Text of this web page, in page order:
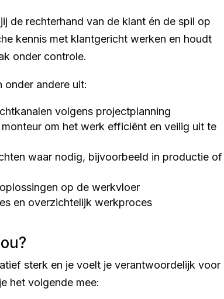
de rechterhand van de klant én de spil op
kennis met klantgericht werken en houdt
onder controle.
onder andere uit:
volgens projectplanning
om het werk efficiënt en veilig uit te
waar nodig, bijvoorbeeld in productie of
op de werkvloer
en overzichtelijk werkproces
sterk en je voelt je verantwoordelijk voor
het volgende mee: